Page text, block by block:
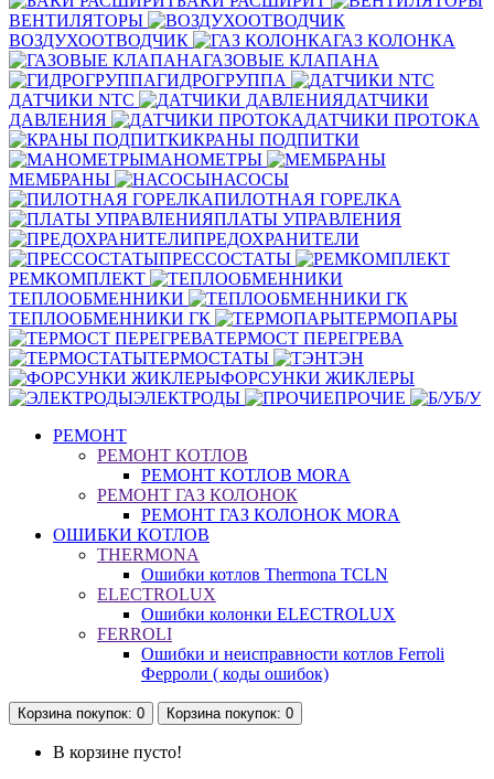
ВЕНТИЛЯТОРЫ
ВОЗДУХООТВОДЧИК
ГАЗ КОЛОНКА
ГАЗОВЫЕ КЛАПАНА
ГИДРОГРУППА
ДАТЧИКИ NTC
ДАТЧИКИ
ДАВЛЕНИЯ
ДАТЧИКИ ПРОТОКА
КРАНЫ ПОДПИТКИ
МАНОМЕТРЫ
МЕМБРАНЫ
НАСОСЫ
ПИЛОТНАЯ ГОРЕЛКА
ПЛАТЫ УПРАВЛЕНИЯ
ПРЕДОХРАНИТЕЛИ
ПРЕССОСТАТЫ
РЕМКОМПЛЕКТ
ТЕПЛООБМЕННИКИ
ТЕПЛООБМЕННИКИ ГК
ТЕРМОПАРЫ
ТЕРМОСТ ПЕРЕГРЕВА
ТЕРМОСТАТЫ
ТЭН
ФОРСУНКИ ЖИКЛЕРЫ
ЭЛЕКТРОДЫ
ПРОЧИЕ
Б/У
РЕМОНТ
РЕМОНТ КОТЛОВ
РЕМОНТ КОТЛОВ MORA
РЕМОНТ ГАЗ КОЛОНОК
РЕМОНТ ГАЗ КОЛОНОК MORA
ОШИБКИ КОТЛОВ
THERMONA
Ошибки котлов Thermona TCLN
ELECTROLUX
Ошибки колонки ELECTROLUX
FERROLI
Ошибки и неисправности котлов Ferroli
Ферроли ( коды ошибок)
Корзинапокупок: 0 Корзинапокупок: 0
В корзине пусто!